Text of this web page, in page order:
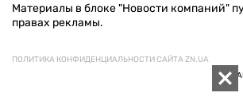
Материалы в блоке "Новости компаний"
правах рекламы.
ПОЛИТИКА КОНФИДЕНЦИАЛЬНОСТИ САЙТА ZN.UA
© 1994–2026 «ЗЕРКАЛО НЕДЕЛИ. УКРАИНА». ВСЕ ПРАВА